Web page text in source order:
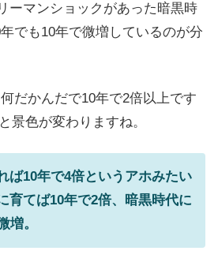
ーマンショックがあった暗黒時
でも10年で微増しているのが分
だかんだで10年で2倍以上です
景色が変わりますね。
ば10年で4倍というアホみたい
育てば10年で2倍、暗黒時代に
増。